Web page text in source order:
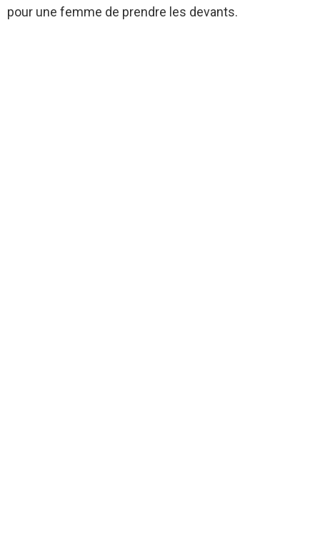
pour une femme de prendre les devants.